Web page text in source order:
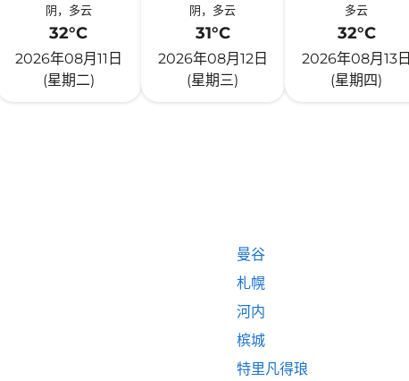
阴，多云
32°C
2026年08月11日
(星期二)
阴，多云
31°C
2026年08月12日
(星期三)
多云
32°C
2026年08月13日
(星期四)
曼谷
札幌
河内
槟城
特里凡得琅